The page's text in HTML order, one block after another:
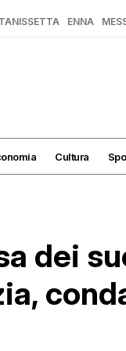
ENNA
Cultura
dei